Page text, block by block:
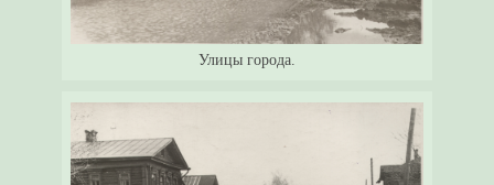
Улицы города.